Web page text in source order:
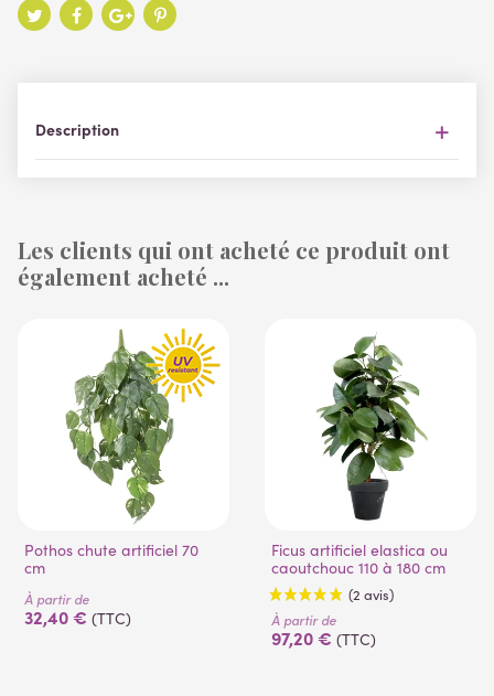
Description
Les clients qui ont acheté ce produit ont
également acheté ...
Pothos chute artificiel 70
cm
À partir de
32,40 € (TTC)
Ficus artificiel elastica ou
caoutchouc 110 à 180 cm
À partir de
97,20 € (TTC)